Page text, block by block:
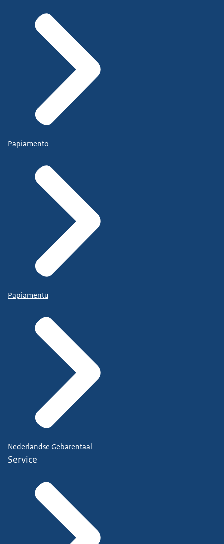
Papiamento
Papiamentu
Nederlandse Gebarentaal
Service